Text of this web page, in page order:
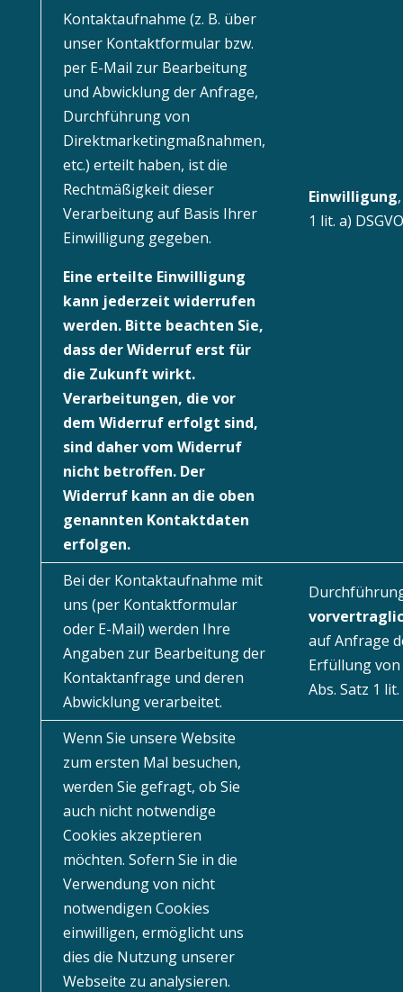
Kontaktaufnahme (z. B. über
unser Kontaktformular bzw.
per E-Mail zur Bearbeitung
und Abwicklung der Anfrage,
Durchführung von
Direktmarketingmaßnahmen,
etc.) erteilt haben, ist die
Rechtmäßigkeit dieser
Verarbeitung auf Basis Ihrer
Einwilligung gegeben.
Eine erteilte Einwilligung
kann jederzeit widerrufen
werden. Bitte beachten Sie,
dass der Widerruf erst für
die Zukunft wirkt.
Verarbeitungen, die vor
dem Widerruf erfolgt sind,
sind daher vom Widerruf
nicht betroffen. Der
Widerruf kann an die oben
genannten Kontaktdaten
erfolgen.
Einwilligung
1 lit. a) DSGVO
Bei der Kontaktaufnahme mit
uns (per Kontaktformular
oder E-Mail) werden Ihre
Angaben zur Bearbeitung der
Kontaktanfrage und deren
Abwicklung verarbeitet.
auf Anfrage
Erfüllung
Abs. Satz 1 lit.
Wenn Sie unsere Website
zum ersten Mal besuchen,
werden Sie gefragt, ob Sie
auch nicht notwendige
Cookies akzeptieren
möchten. Sofern Sie in die
Verwendung von nicht
notwendigen Cookies
einwilligen, ermöglicht uns
dies die Nutzung unserer
Webseite zu analysieren.